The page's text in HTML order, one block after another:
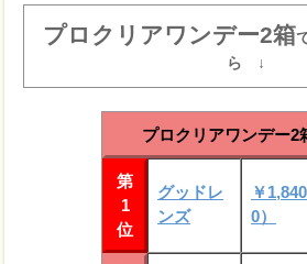
プロクリアワンデー2箱
ら ↓
プロクリアワンデー2
第
1
位
グッドレ
ンズ
￥
0）